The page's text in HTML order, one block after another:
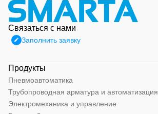
Связаться с нами
Заполнить заявку
Продукты
Пневмоавтоматика
Трубопроводная арматура и автоматизация
Электромеханика и управление